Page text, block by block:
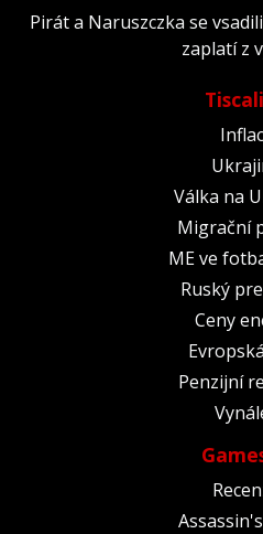
Pirát a Naruszczka se
zaplatí z
Válka na
Migrační
ME ve
Ruský
Ceny
Penzijní